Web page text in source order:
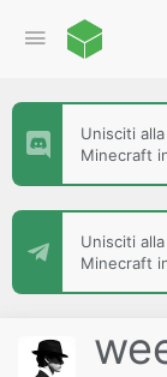
Unisciti
Minecraft
Unisciti
Minecraft